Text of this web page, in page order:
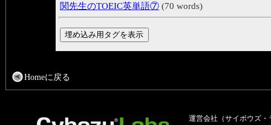
関先生のTOEIC英単語⑦ (70 words)
Homeに戻る
運営会社（サイボウズ・